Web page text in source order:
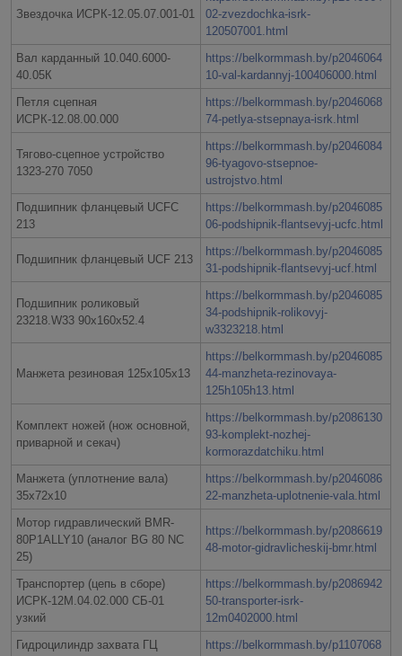
Звездочка ИСРК-12.05.07.001-01
02-zvezdochka-isrk-
120507001.html
Вал карданный 10.040.6000-
40.05К
https://belkormmash.by/p2046064
10-val-kardannyj-100406000.html
Петля сцепная
ИСРК-12.08.00.000
https://belkormmash.by/p2046068
74-petlya-stsepnaya-isrk.html
Тягово-сцепное устройство
1323-270 7050
https://belkormmash.by/p2046084
96-tyagovo-stsepnoe-
ustrojstvo.html
Подшипник фланцевый UCFC
213
https://belkormmash.by/p2046085
06-podshipnik-flantsevyj-ucfc.html
Подшипник фланцевый UCF 213
https://belkormmash.by/p2046085
31-podshipnik-flantsevyj-ucf.html
Подшипник роликовый
23218.W33 90х160х52.4
https://belkormmash.by/p2046085
34-podshipnik-rolikovyj-
w3323218.html
Манжета резиновая 125х105х13
https://belkormmash.by/p2046085
44-manzheta-rezinovaya-
125h105h13.html
Комплект ножей (нож основной,
приварной и секач)
https://belkormmash.by/p2086130
93-komplekt-nozhej-
kormorazdatchiku.html
Манжета (уплотнение вала)
35х72х10
https://belkormmash.by/p2046086
22-manzheta-uplotnenie-vala.html
Мотор гидравлический BMR-
80P1ALLY10 (аналог BG 80 NC
25)
https://belkormmash.by/p2086619
48-motor-gidravlicheskij-bmr.html
Транспортер (цепь в сборе)
ИСРК-12М.04.02.000 СБ-01
узкий
https://belkormmash.by/p2086942
50-transporter-isrk-
12m0402000.html
Гидроцилиндр захвата ГЦ
https://belkormmash.by/p1107068